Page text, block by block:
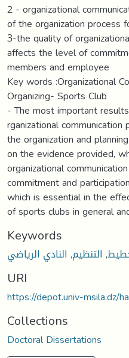
2 - organizational
of the organization process
3-the quality of
affects the level of
members and employee
Key words :Organizational
Organizing- Sports Club
- The most important
rganizational
the organization and
on the evidence provided,
organizational
commitment and
which is essential in the
of sports clubs in general
Keywords
, التنظيم, النادي الرياضي
URI
https://depot.univ-msila.dz/
Collections
Doctoral Dissertations